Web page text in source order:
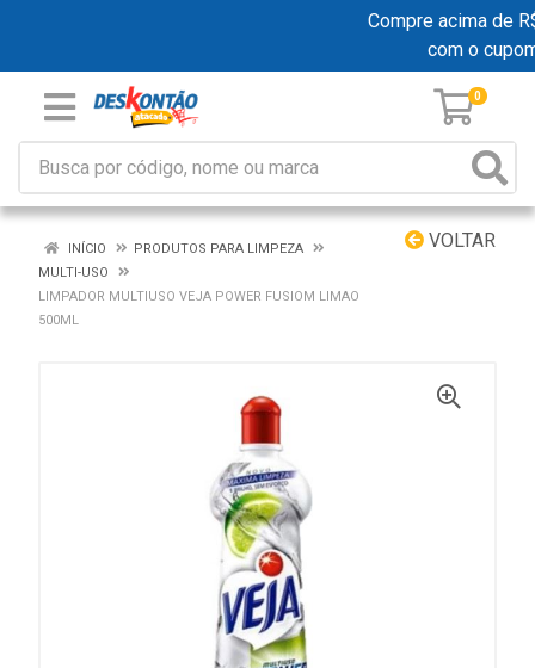
Compre acima de
com o
0
VOLTAR
INÍCIO
PRODUTOS PARA LIMPEZA
MULTI-USO
LIMPADOR MULTIUSO VEJA POWER FUSIOM LIMAO
500ML